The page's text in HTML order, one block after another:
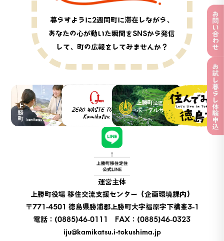
暮らすように2週間町に滞在しながら、
あなたの心が動いた瞬間をSNSから発信
して、町の広報をしてみませんか？
上勝町公式WEBサイト
ZERO WASTE TOWN
上勝町（公認）観光ポータ
徳島県移住ポータルサイト
上勝町移住定住公式LINE
運営主体
上勝町役場 移住交流支援センター（企画環境課内）
〒771-4501 徳島県勝浦郡上勝町大字福原字下横峯3-1
電話：(0885)46-0111 FAX：(0885)46-0323
iju@kamikatsu.i-tokushima.jp